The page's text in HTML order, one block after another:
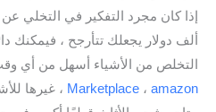
إذا كان مجرد التفكير في التخلي عن
ألف دولار يجعلك تتأرجح ، فيمكنك
التخلص من الأشياء أسهل من أي
Marketplace ، amazon
، غيرها